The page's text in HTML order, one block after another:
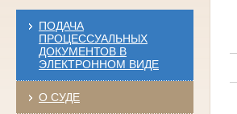
ПОДАЧА
ПРОЦЕССУАЛЬНЫХ
ДОКУМЕНТОВ В
ЭЛЕКТРОННОМ ВИДЕ
О СУДЕ